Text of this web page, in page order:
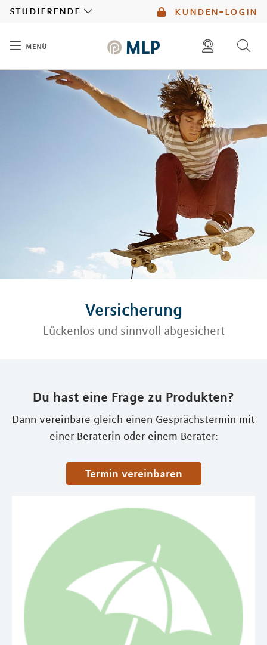
kunden-login
studierende
menü
diese website durchsuchen
mlp berater finden
Versicherung
Lückenlos und sinnvoll abgesichert
Du hast eine Frage zu Produkten?
Dann vereinbare gleich einen Gesprächstermin mit
einer Beraterin oder einem Berater:
Termin vereinbaren